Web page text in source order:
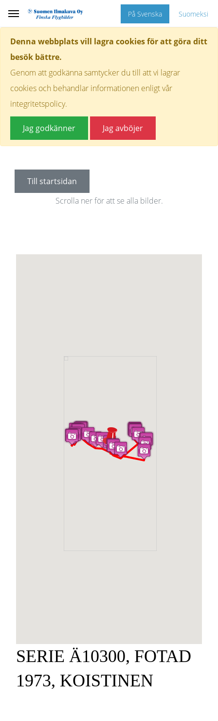
Denna webbplats vill lagra cookies för att göra ditt
besök bättre.
Genom att godkänna samtycker du till att vi lagrar
cookies och behandlar informationen enligt vår
integritetspolicy.
Jag godkänner Jag avböjer
På Svenska Suomeksi
Till startsidan
Scrolla ner för att se alla bilder.
SERIE Ä10300, FOTAD
1973, KOISTINEN